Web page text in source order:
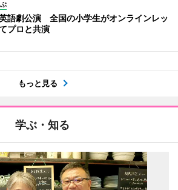
語劇公演 全国の小学生がオンラインレッ
プロと共演
もっと見る
学ぶ・知る